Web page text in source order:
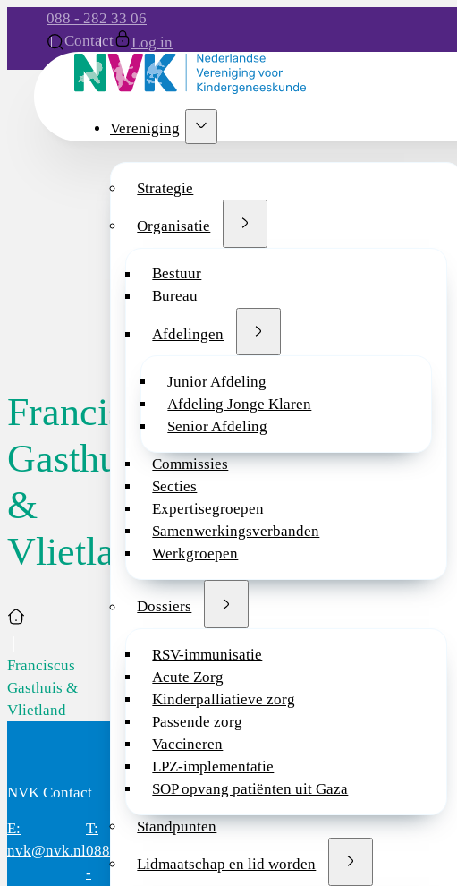
088 - 282 33 06
Contact
Log in
Vereniging
Strategie
Organisatie
Bestuur
Bureau
Afdelingen
Junior Afdeling
Afdeling Jonge Klaren
Senior Afdeling
Commissies
Secties
Expertisegroepen
Samenwerkingsverbanden
Werkgroepen
Dossiers
RSV-immunisatie
Acute Zorg
Kinderpalliatieve zorg
Passende zorg
Vaccineren
LPZ-implementatie
SOP opvang patiënten uit Gaza
Standpunten
Lidmaatschap en lid worden
Franciscus
Gasthuis
&
Vlietland
Home
Franciscus
Gasthuis &
Vlietland
NVK Contact
E:
nvk@nvk.nl
T:
088
-
Bereikbaar:
Bezoekadres
DomusMercatorlaan3528